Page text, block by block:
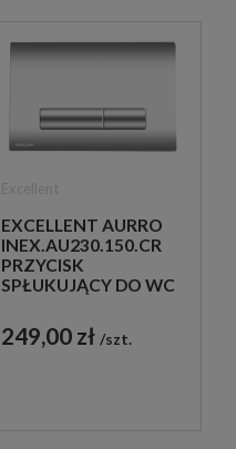
EXCELLENT AURRO
INEX.AU230.150.CR
PRZYCISK
SPŁUKUJĄCY DO WC
249,00 zł szt.